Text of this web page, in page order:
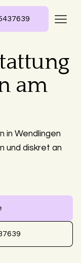
am
in Wendlingen
und diskret an